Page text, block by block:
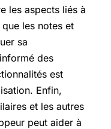
les aspects liés à
les notes et
sa
des
est
Enfin,
et les autres
peut aider à